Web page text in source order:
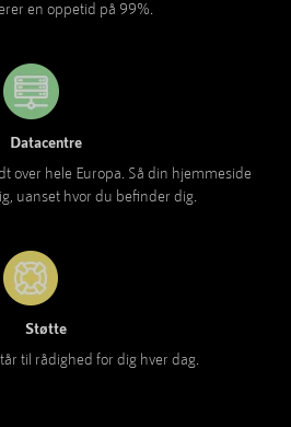
en oppetid på 99%.
Datacentre
over hele Europa. Så din hjemmeside
uanset hvor du befinder dig.
Støtte
til rådighed for dig hver dag.